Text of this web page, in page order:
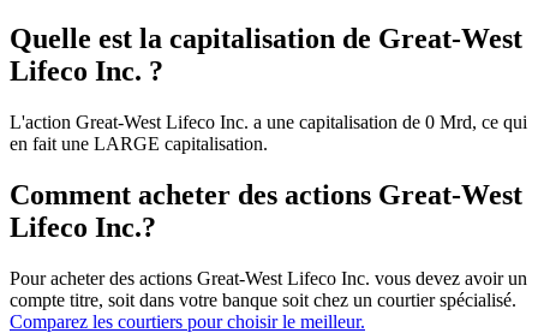
Quelle est la capitalisation de Great-West
Lifeco Inc. ?
L'action Great-West Lifeco Inc. a une capitalisation de 0 Mrd, ce qui
en fait une LARGE capitalisation.
Comment acheter des actions Great-West
Lifeco Inc.?
Pour acheter des actions Great-West Lifeco Inc. vous devez avoir un
compte titre, soit dans votre banque soit chez un courtier spécialisé.
Comparez les courtiers pour choisir le meilleur.